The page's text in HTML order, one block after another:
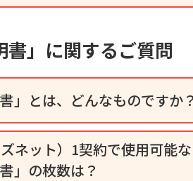
書」に関するご質問
書」とは、どんなものですか
ネット）1契約で使用可能な
」の枚数は？